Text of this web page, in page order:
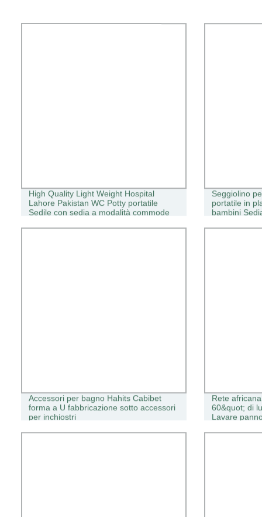
High Quality Light Weight Hospital
Lahore Pakistan WC Potty portatile
Sedile con sedia a modalità commode
Seggiolino
portatile in
bambini
Accessori per bagno Hahits Cabibet
forma a U fabbricazione sotto accessori
per inchiostri
Rete
60&quot; di
Lavare